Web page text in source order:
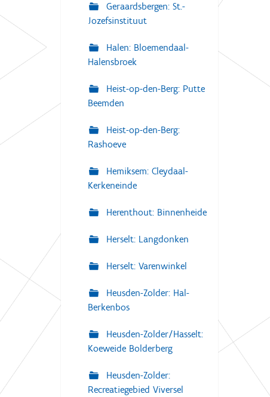
Geraardsbergen: St.-
Jozefsinstituut
Halen: Bloemendaal-
Halensbroek
Heist-op-den-Berg: Putte
Beemden
Heist-op-den-Berg:
Rashoeve
Hemiksem: Cleydaal-
Kerkeneinde
Herenthout: Binnenheide
Herselt: Langdonken
Herselt: Varenwinkel
Heusden-Zolder: Hal-
Berkenbos
Heusden-Zolder/Hasselt:
Koeweide Bolderberg
Heusden-Zolder:
Recreatiegebied Viversel